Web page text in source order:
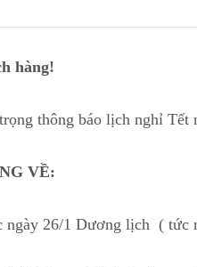
hàng!
thông báo lịch nghỉ Tết
VỀ:
ngày 26/1 Dương lịch ( tức